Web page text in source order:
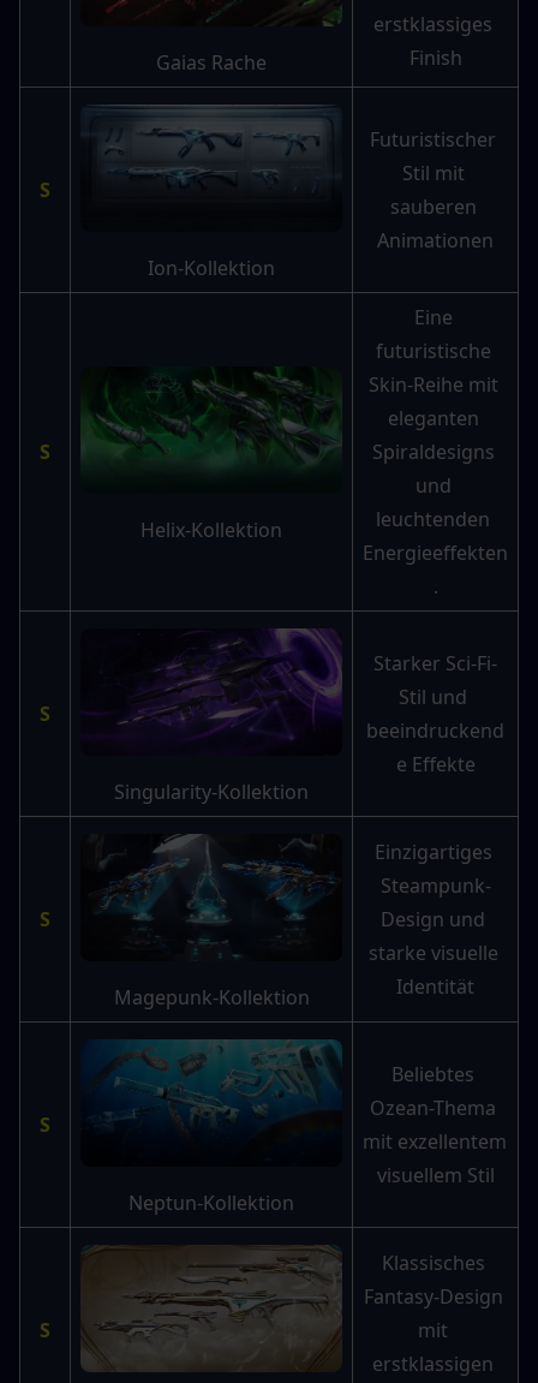
Gaias Rache
erstklassiges
Finish
S
Ion-Kollektion
Futuristischer
Stil mit
sauberen
Animationen
S
Helix-Kollektion
Eine
futuristische
Skin-Reihe mit
eleganten
Spiraldesigns
und
leuchtenden
Energieeffekten
.
S
Singularity-Kollektion
Starker Sci-Fi-
Stil und
beeindruckend
e Effekte
S
Magepunk-Kollektion
Einzigartiges
Steampunk-
Design und
starke visuelle
Identität
S
Neptun-Kollektion
Beliebtes
Ozean-Thema
mit exzellentem
visuellem Stil
S
Klassisches
Fantasy-Design
mit
erstklassigen